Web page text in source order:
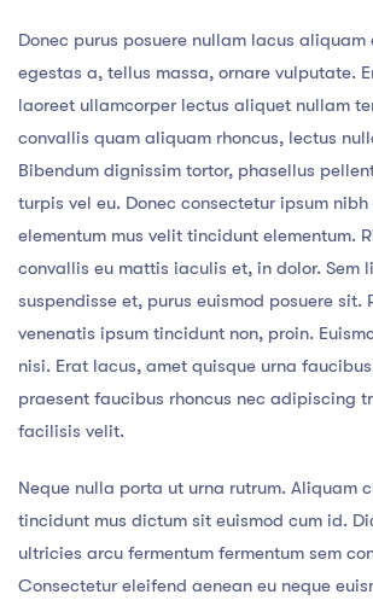
Donec purus posuere nullam lacus aliquam
egestas a, tellus massa, ornare vulputate.
laoreet ullamcorper lectus aliquet nullam
convallis quam aliquam rhoncus, lectus
Bibendum dignissim tortor, phasellus
turpis vel eu. Donec consectetur ipsum
elementum mus velit tincidunt elementum.
convallis eu mattis iaculis et, in dolor. Sem
suspendisse et, purus euismod posuere sit.
venenatis ipsum tincidunt non, proin.
nisi. Erat lacus, amet quisque urna
praesent faucibus rhoncus nec adipiscing
facilisis velit.
Neque nulla porta ut urna rutrum. Aliquam
tincidunt mus dictum sit euismod cum id.
ultricies arcu fermentum fermentum sem
Consectetur eleifend aenean eu neque